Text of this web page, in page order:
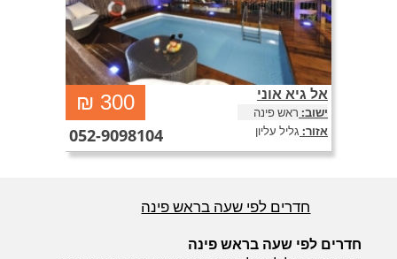
אל גיא אוני
052-9098104
ישוב: ראש פינה 300
₪ אל גיא אוני חדרים לפי שעה בראש פינה, במושבה
הציורית והקסומה, מול נוף גלילי ואוויר נקי, מתחם אירוח
בעיצוב יוקרתי וברמת אירוח ללא פשרות, החל מ 250
שקלים בלבד
אזור: גליל עליון
חדרים לפי שעה בראש פינה
חדרים לפי שעה בראש פינה